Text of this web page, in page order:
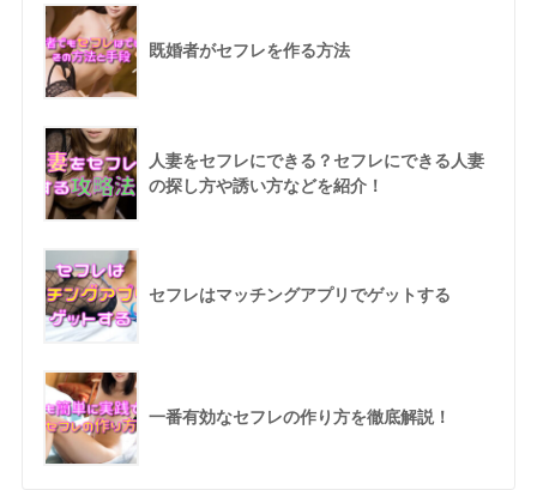
既婚者がセフレを作る方法
人妻をセフレにできる？セフレにできる人妻
の探し方や誘い方などを紹介！
セフレはマッチングアプリでゲットする
一番有効なセフレの作り方を徹底解説！